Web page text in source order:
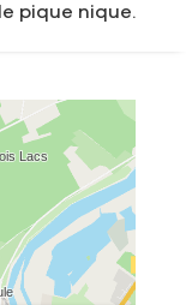
pique nique.